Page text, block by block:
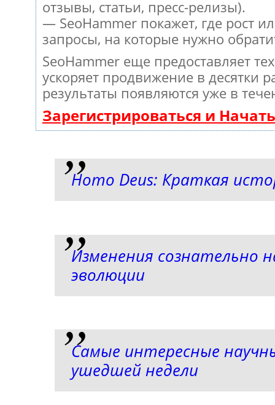
отзывы, статьи, пресс-релизы).
— SeoHammer покажет, где рост
запросы, на которые нужно
SeoHammer еще предоставляет
ускоряет продвижение в десятки
результаты появляются уже в
Зарегистрироваться и
Homo Deus: Краткая
Изменения сознательно
эволюции
Самые интересные
ушедшей недели